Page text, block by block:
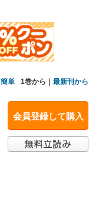
簡単 1巻から｜ 最新刊から
会員登録して購入